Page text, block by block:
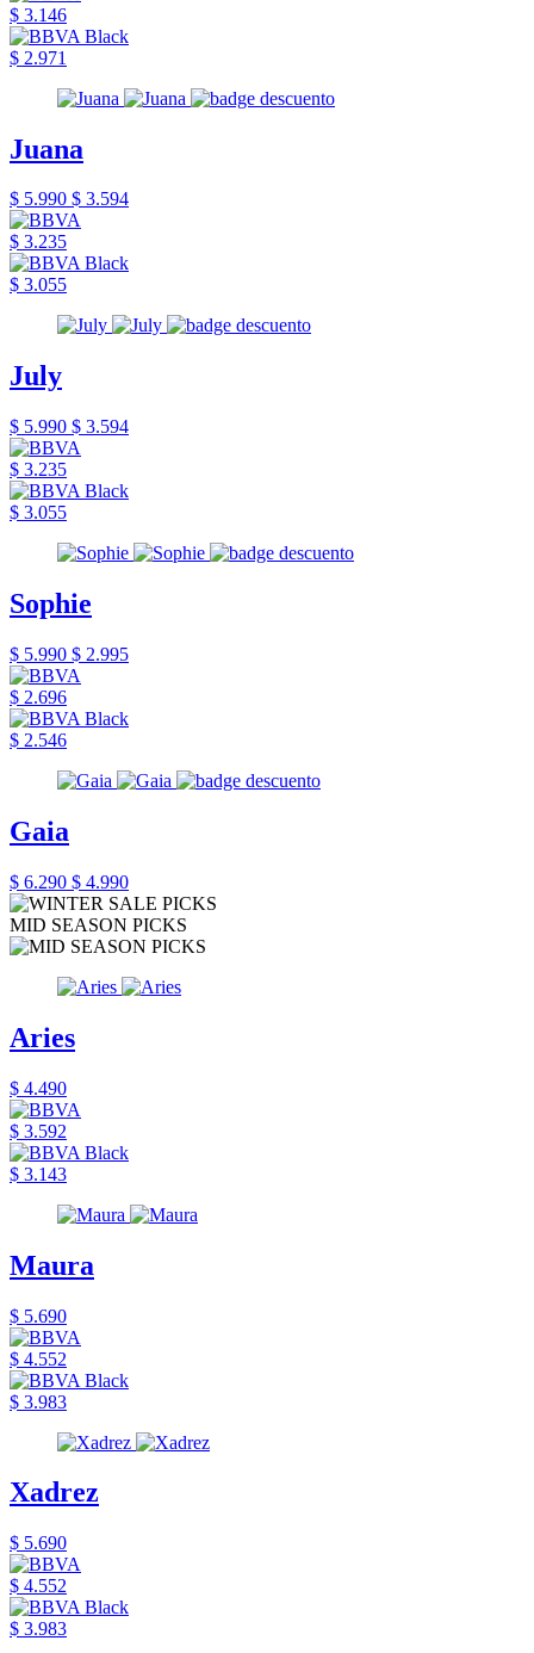
$ 3.146
$ 2.971
Juana
$ 5.990 $ 3.594
$ 3.235
$ 3.055
July
$ 5.990 $ 3.594
$ 3.235
$ 3.055
Sophie
$ 5.990 $ 2.995
$ 2.696
$ 2.546
Gaia
$ 6.290 $ 4.990
MID SEASON PICKS
Aries
$ 4.490
$ 3.592
$ 3.143
Maura
$ 5.690
$ 4.552
$ 3.983
Xadrez
$ 5.690
$ 4.552
$ 3.983